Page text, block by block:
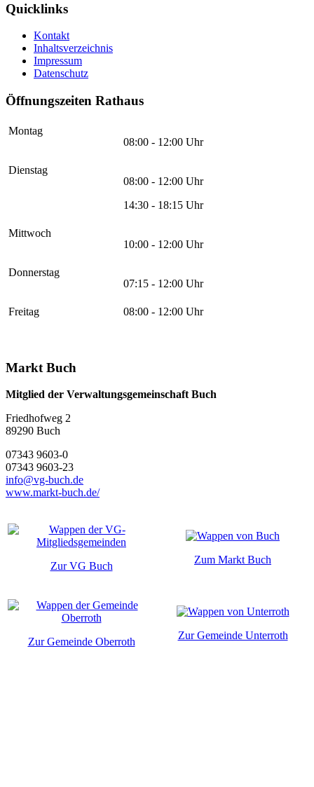
Quicklinks
Kontakt
Inhaltsverzeichnis
Impressum
Datenschutz
Öffnungszeiten Rathaus
Montag
08:00 - 12:00 Uhr
Dienstag
08:00 - 12:00 Uhr
14:30 - 18:15 Uhr
Mittwoch
10:00 - 12:00 Uhr
Donnerstag
07:15 - 12:00 Uhr
Freitag 08:00 - 12:00 Uhr
Markt Buch
Mitglied der Verwaltungsgemeinschaft Buch
Friedhofweg 2
89290 Buch
07343 9603-0
07343 9603-23
info@vg-buch.de
www.markt-buch.de/
Zur VG Buch
Zum Markt Buch
Zur Gemeinde Oberroth
Zur Gemeinde Unterroth